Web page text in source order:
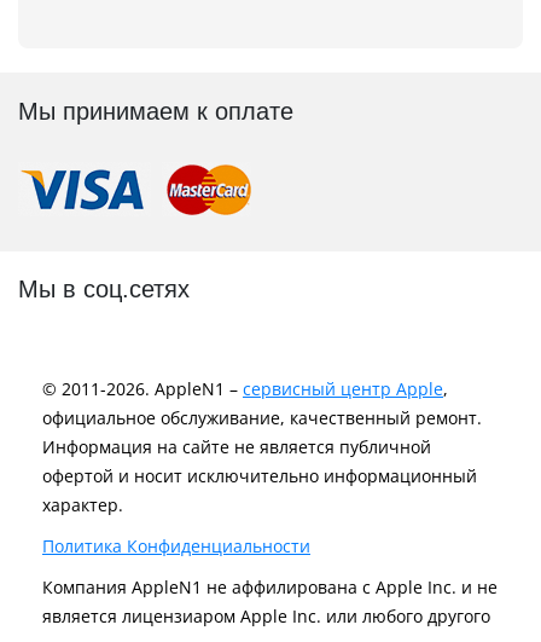
Мы принимаем к оплате
Мы в соц.сетях
© 2011-2026. AppleN1 – сервисный центр Apple,
официальное обслуживание, качественный ремонт.
Информация на сайте не является публичной
офертой и носит исключительно информационный
характер.
Политика Конфиденциальности
Компания AppleN1 не аффилирована c Apple Inc. и не
является лицензиаром Apple Inc. или любого другого